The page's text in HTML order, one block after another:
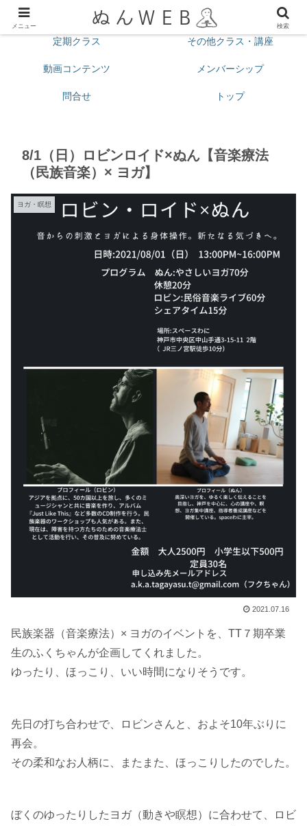
プロフィール 今月の予定
定期クラス その他クラス・講座
動画コンテンツ メンバーシップ
問合せ トップ
8/1（日）ロビンロイド×ぬん【音楽療法
（民族音楽）× ヨガ】
ヨガ・瞑想
2021.07.16
民族楽器（音楽療法）× ヨガのイベントを、TT７期卒業
生のふくちゃんが企画してくれました。
ゆったり、ほっこり、いい時間になりそうです。
先日の打ち合わせで、ロビンさんと、およそ10年ぶりに
再会。
その柔和なお人柄に、またまた、ほっこりしたのでした。
ぼくのゆったりしたヨガ（動きや瞑想）に合わせて、ロビ
メニュー 検索